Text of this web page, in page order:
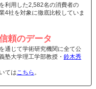
利用した2,582名の消費者の
4社を対象に徹底比較していま
頼のデータ
通じて学術研究機関に全て公
塾大学理工学部教授・ 鈴木秀
てはこちら 。